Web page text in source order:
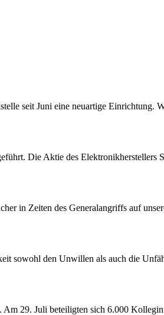
seit Juni eine neuartige Einrichtung.
Die Aktie des Elektronikherstellers
in Zeiten des Generalangriffs auf
sowohl den Unwillen als auch die
29. Juli beteiligten sich 6.000